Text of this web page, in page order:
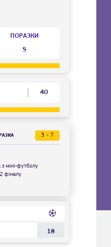
ПОРАЗКИ
5
40
3 - 7
міні-футболу
фіналу
18